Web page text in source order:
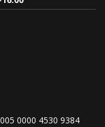
0000 4530 9384